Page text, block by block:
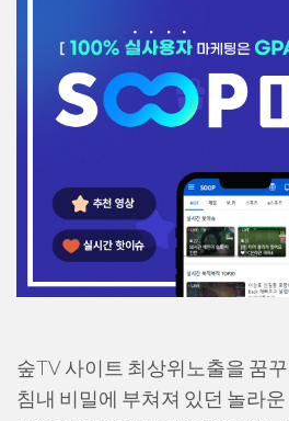
숲TV 사이트 최상위노출을 꿈
침내 비밀에 부쳐져 있던 놀라